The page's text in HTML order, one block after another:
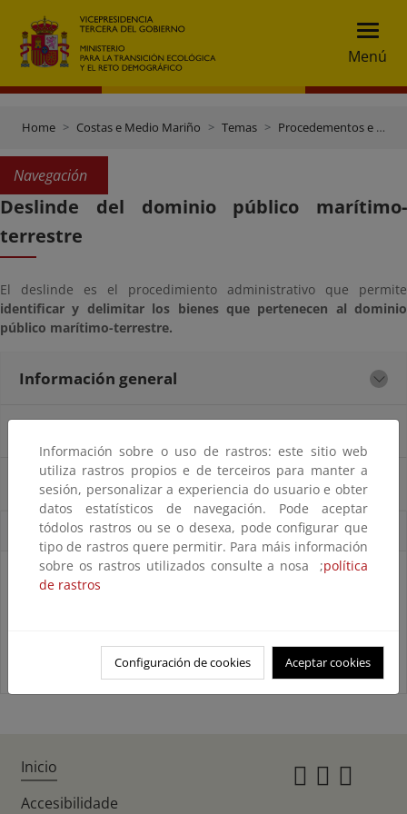
Menú
Home Costas e Medio Mariño Temas Procedementos e xestión do dominio público marítimo-terrestre
Navegación
Deslinde del dominio público marítimo-
terrestre
El deslinde es el procedimiento administrativo que permite
identificar y delimitar los bienes que pertenecen al dominio
público marítimo-terrestre.
Información general
Modelos de solicitud
Accesos directos
Información sobre o uso de rastros: este sitio web
utiliza rastros propios e de terceiros para manter a
sesión, personalizar a experiencia do usuario e obter
datos estatísticos de navegación. Pode aceptar
tódolos rastros ou se o desexa, pode configurar que
tipo de rastros quere permitir. Para máis información
sobre os rastros utilizados consulte a nosa ;política
de rastros
Configuración de cookies Aceptar cookies
Inicio
Accesibilidade